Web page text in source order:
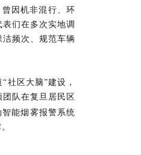
因机非混行、环
们在多次实地调
频次、规范车辆
社区大脑”建设，
队在复旦居民区
能烟雾报警系统